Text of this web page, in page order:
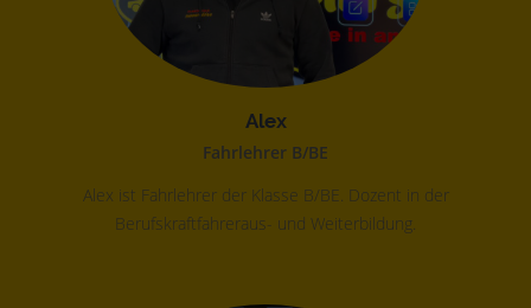
Alex
Fahrlehrer B/BE
Alex ist Fahrlehrer der Klasse B/BE. Dozent in der
Berufskraftfahreraus- und Weiterbildung.